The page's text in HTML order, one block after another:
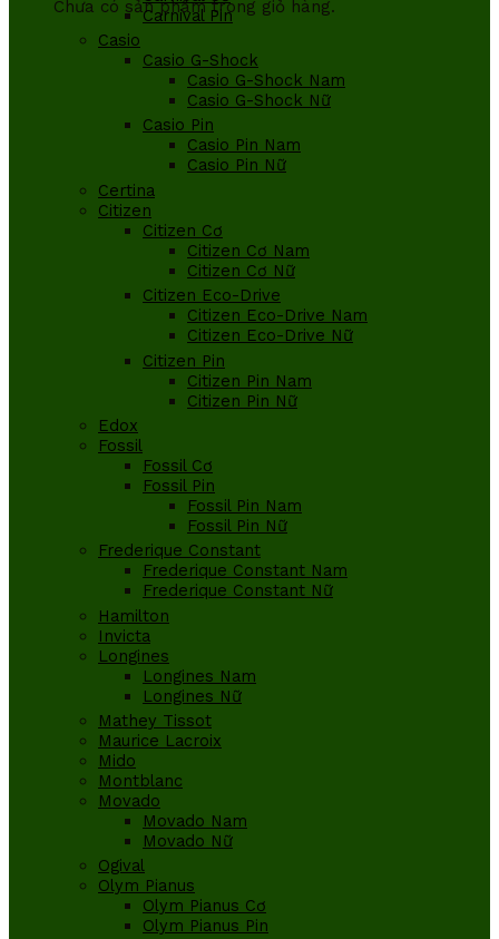
Chưa có sản phẩm trong giỏ hàng.
Carnival Pin
Casio
Casio G-Shock
Casio G-Shock Nam
Casio G-Shock Nữ
Casio Pin
Casio Pin Nam
Casio Pin Nữ
Certina
Citizen
Citizen Cơ
Citizen Cơ Nam
Citizen Cơ Nữ
Citizen Eco-Drive
Citizen Eco-Drive Nam
Citizen Eco-Drive Nữ
Citizen Pin
Citizen Pin Nam
Citizen Pin Nữ
Edox
Fossil
Fossil Cơ
Fossil Pin
Fossil Pin Nam
Fossil Pin Nữ
Frederique Constant
Frederique Constant Nam
Frederique Constant Nữ
Hamilton
Invicta
Longines
Longines Nam
Longines Nữ
Mathey Tissot
Maurice Lacroix
Mido
Montblanc
Movado
Movado Nam
Movado Nữ
Ogival
Olym Pianus
Olym Pianus Cơ
Olym Pianus Pin